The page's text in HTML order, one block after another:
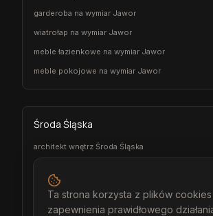
garderoba na wymiar Jawor
wiatrołap na wymiar Jawor
meble łazienkowe na wymiar Jawor
meble pokojowe na wymiar Jawor
Środa Śląska
architekt wnętrz Środa Śląska
projekt wnętrz Środa Śląska
projektowanie wnętrz Środa Śląska
Ta strona korzysta z plików
zapewnienia prawidłowego